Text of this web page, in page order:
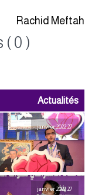
Rachid
0 )
Actualités
27 janvier 2022
27 janvier 2022